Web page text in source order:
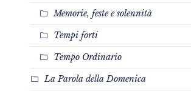
Memorie, feste e solennità
Tempi forti
Tempo Ordinario
La Parola della Domenica